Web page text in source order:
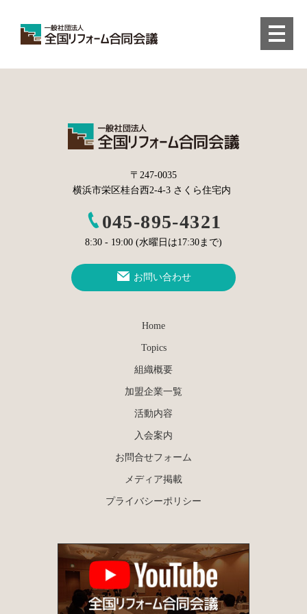
〒247-0035
横浜市栄区桂台西2-4-3 さくら住宅内
045-895-4321
8:30 - 19:00 (水曜日は17:30まで)
お問い合わせ
Home
Topics
組織概要
加盟企業一覧
活動内容
入会案内
お問合せフォーム
メディア掲載
プライバシーポリシー